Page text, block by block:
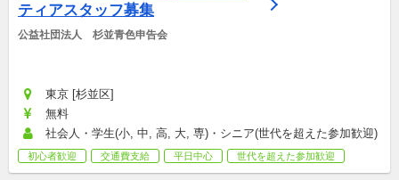
ティアスタッフ募集
公益社団法人　杉並青色申告会
東京 [杉並区]
無料
社会人・学生(小, 中, 高, 大, 専)・シニア(世代を超えた参加歓迎)
初心者歓迎 交通費支給 平日中心 世代を超えた参加歓迎